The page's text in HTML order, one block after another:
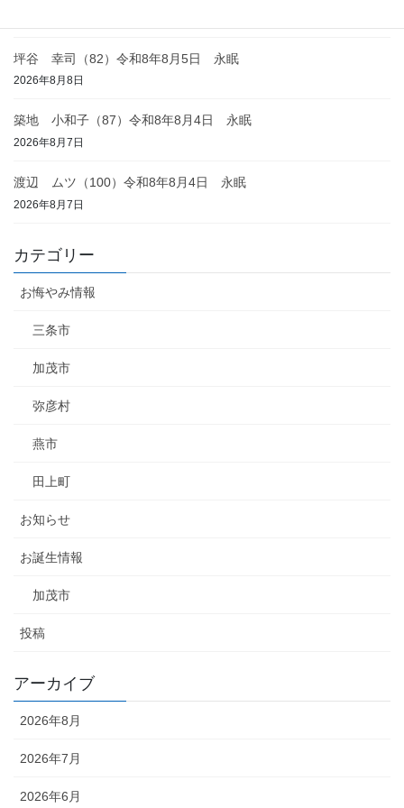
坪谷 幸司（82）令和8年8月5日 永眠
2026年8月8日
築地 小和子（87）令和8年8月4日 永眠
2026年8月7日
渡辺 ムツ（100）令和8年8月4日 永眠
2026年8月7日
カテゴリー
お悔やみ情報
三条市
加茂市
弥彦村
燕市
田上町
お知らせ
お誕生情報
加茂市
投稿
アーカイブ
2026年8月
2026年7月
2026年6月